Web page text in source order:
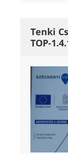
Tenki
TOP-